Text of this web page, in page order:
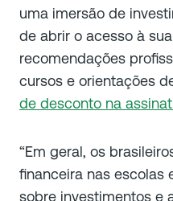
uma imersão de
de abrir o acesso à
recomendações
cursos e orientações
de desconto na
“Em geral, os
financeira nas escolas
sobre investimentos e